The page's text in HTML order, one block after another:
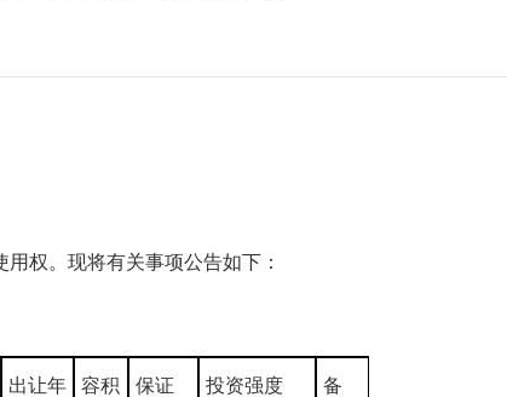
权。现将有关事项公告如下：
出让年 容积 保证 投资强度 备